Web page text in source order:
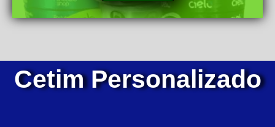
Cetim Personalizado